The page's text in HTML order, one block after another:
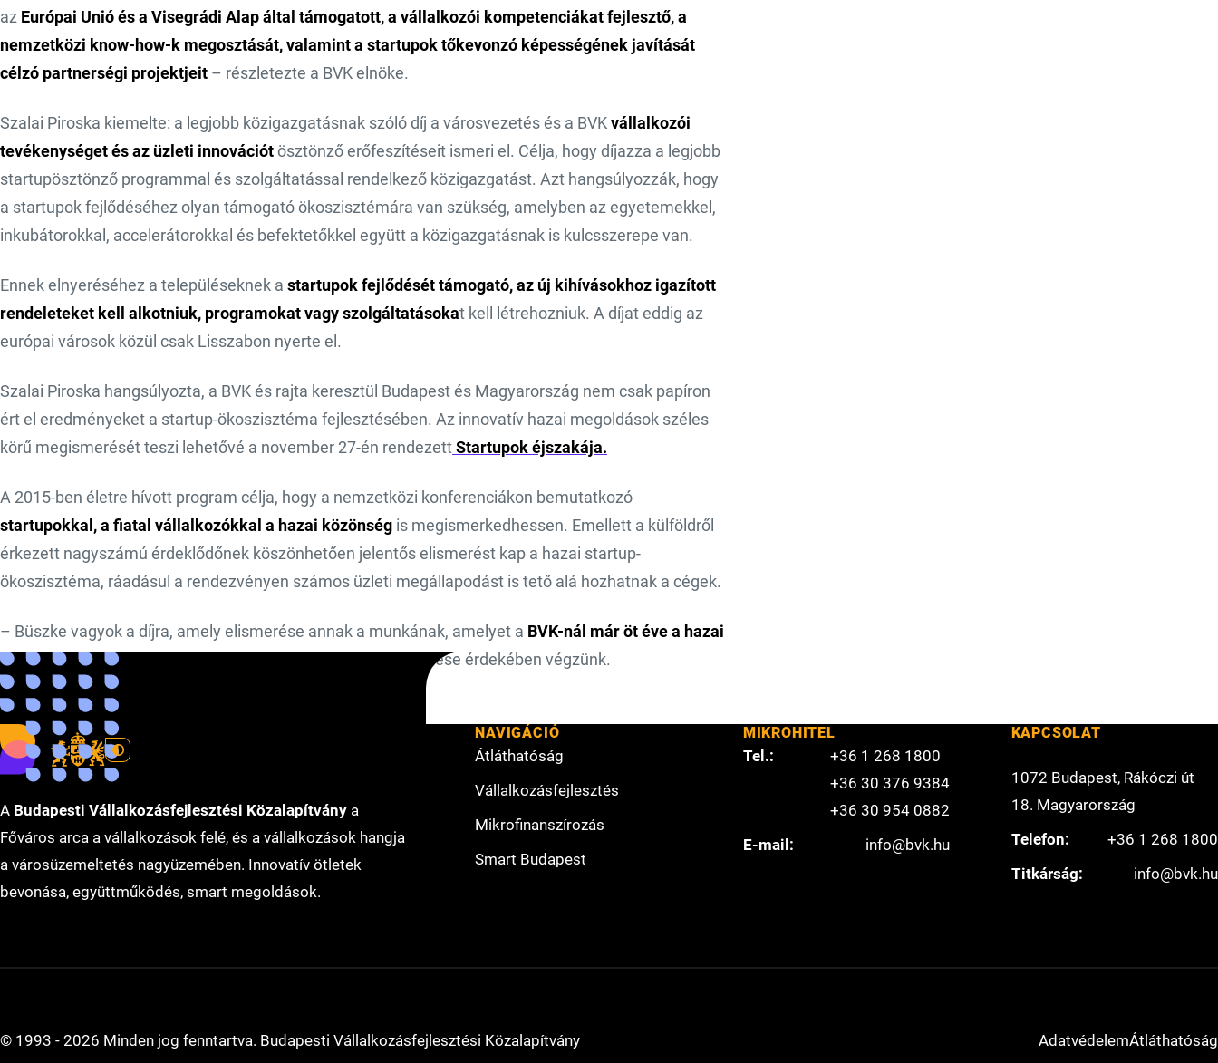
az Európai Unió és a Visegrádi Alap által támogatott, a vállalkozói kompetenciákat fejlesztő, a
nemzetközi know-how-k megosztását, valamint a startupok tőkevonzó képességének javítását
célzó partnerségi projektjeit – részletezte a BVK elnöke.
Szalai Piroska kiemelte: a legjobb közigazgatásnak szóló díj a városvezetés és a BVK vállalkozói
tevékenységet és az üzleti innovációt ösztönző erőfeszítéseit ismeri el. Célja, hogy díjazza a legjobb
startupösztönző programmal és szolgáltatással rendelkező közigazgatást. Azt hangsúlyozzák, hogy
a startupok fejlődéséhez olyan támogató ökoszisztémára van szükség, amelyben az egyetemekkel,
inkubátorokkal, accelerátorokkal és befektetőkkel együtt a közigazgatásnak is kulcsszerepe van.
Ennek elnyeréséhez a településeknek a startupok fejlődését támogató, az új kihívásokhoz igazított
rendeleteket kell alkotniuk, programokat vagy szolgáltatásokat kell létrehozniuk. A díjat eddig az
európai városok közül csak Lisszabon nyerte el.
Szalai Piroska hangsúlyozta, a BVK és rajta keresztül Budapest és Magyarország nem csak papíron
ért el eredményeket a startup-ökoszisztéma fejlesztésében. Az innovatív hazai megoldások széles
körű megismerését teszi lehetővé a november 27-én rendezett Start­upok éjszakája.
A 2015-ben életre hívott program célja, hogy a nemzetközi konferenciákon bemutatkozó
startupokkal, a fia­tal vállalkozókkal a hazai közönség is megismerkedhessen. Emellett a külföldről
érkezett nagyszámú érdeklődőnek köszönhetően jelentős elismerést kap a hazai startup-
ökoszisztéma, ráadásul a rendezvényen számos üzleti megállapodást is tető alá hozhatnak a cégek.
– Büszke vagyok a díjra, amely elismerése annak a munkának, amelyet a BVK-nál már öt éve a hazai
start­upok fejlődése
emelése érdekében végzünk.
Forrás:Magyar Idők
A Budapesti Vállalkozásfejlesztési Közalapítvány a
Főváros arca a vállalkozások felé, és a vállalkozások hangja
a városüzemeltetés nagyüzemében. Innovatív ötletek
bevonása, együttműködés, smart megoldások.
NAVIGÁCIÓ
Átláthatóság
Vállalkozásfejlesztés
Mikrofinanszírozás
Smart Budapest
MIKROHITEL
Tel.:
+36 1 268 1800
+36 30 376 9384
+36 30 954 0882
E-mail:
info@bvk.hu
KAPCSOLAT
1072 Budapest, Rákóczi út
18. Magyarország
Telefon:
+36 1 268 1800
Titkárság:
info@bvk.hu
© 1993 - 2026 Minden jog fenntartva. Budapesti Vállalkozásfejlesztési Közalapítvány AdatvédelemÁtláthatóság